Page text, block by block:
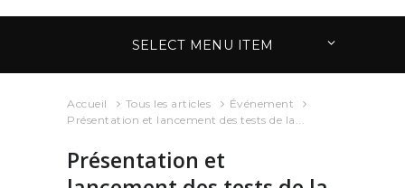
SELECT MENU ITEM
Accueil Tous les articles
Événement
Présentation et lancement des tests de la...
Présentation et